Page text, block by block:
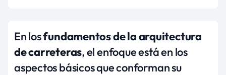
En losfundamentos de la arquitectura
de carreteras, el enfoque está en los
aspectos básicos que conforman su